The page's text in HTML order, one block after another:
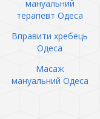
мануальний
терапевт Одеса
Вправити хребець
Одеса
Масаж
мануальний Одеса